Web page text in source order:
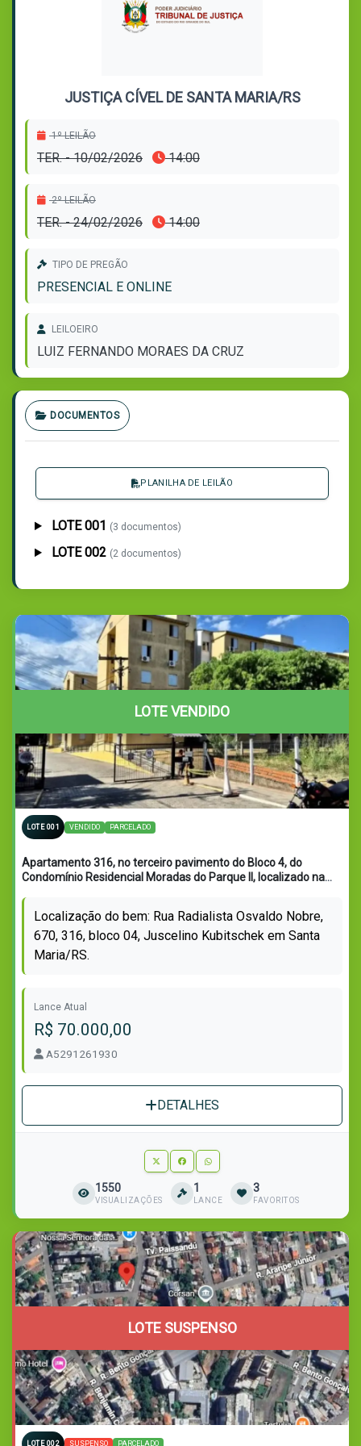
JUSTIÇA CÍVEL DE SANTA MARIA/RS
1º LEILÃO
TER. - 10/02/2026 14:00
2º LEILÃO
TER. - 24/02/2026 14:00
TIPO DE PREGÃO
PRESENCIAL E ONLINE
LEILOEIRO
LUIZ FERNANDO MORAES DA CRUZ
DOCUMENTOS
PLANILHA DE LEILÃO
LOTE 001 (3 documentos)
LOTE 002 (2 documentos)
LOTE VENDIDO
LOTE 001 VENDIDO PARCELADO
Apartamento 316, no terceiro pavimento do Bloco 4, do
Condomínio Residencial Moradas do Parque II, localizado na
ideal equivalente a 0,004167 do terreno e das coisas de uso
comum. Matriculado sob n°109.902 do CRI de Santa Maria/RS.
Localização do bem: Rua Radialista Osvaldo Nobre,
670, 316, bloco 04, Juscelino Kubitschek em Santa
Maria/RS.
Lance Atual
R$ 70.000,00
A5291261930
DETALHES
1550
VISUALIZAÇÕES
1
LANCE
3
FAVORITOS
LOTE SUSPENSO
LOTE 002 SUSPENSO PARCELADO